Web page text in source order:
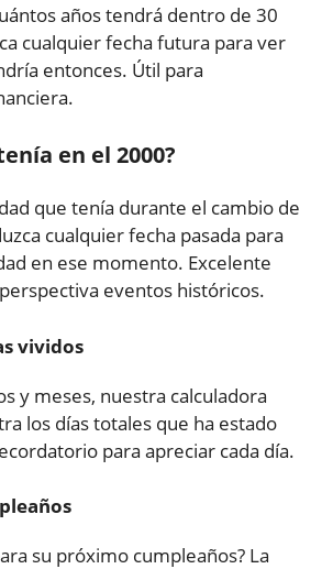
años tendrá dentro de 30
cualquier fecha futura para ver
entonces. Útil para
en el 2000?
que tenía durante el cambio de
cualquier fecha pasada para
en ese momento. Excelente
eventos históricos.
vividos
y meses, nuestra calculadora
los días totales que ha estado
para apreciar cada día.
su próximo cumpleaños? La